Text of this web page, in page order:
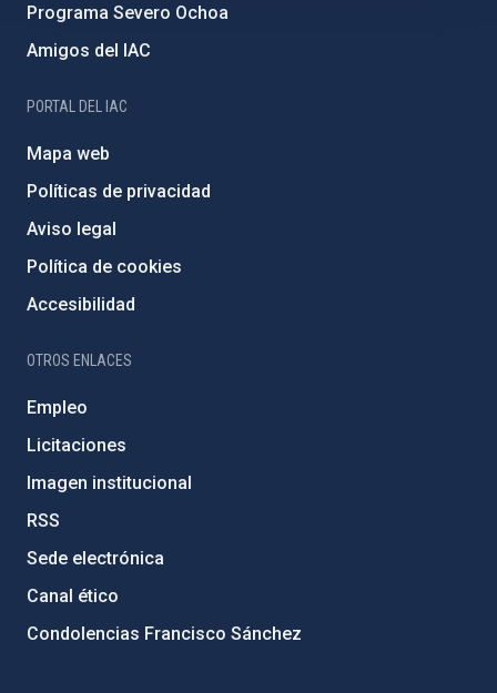
Programa Severo Ochoa
Amigos del IAC
PORTAL DEL IAC
Mapa web
Políticas de privacidad
Aviso legal
Política de cookies
Accesibilidad
OTROS ENLACES
Empleo
Licitaciones
Imagen institucional
RSS
Sede electrónica
Canal ético
Condolencias Francisco Sánchez